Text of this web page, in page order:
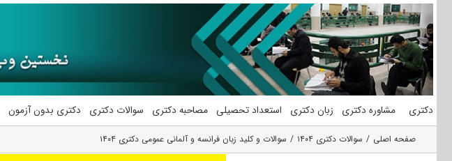
محتوا
دکتری مشاوره دکتری زبان دکتری استعداد تحصیلی مصاحبه دکتری سوالات دکتری دکتری بدون آزمون
صفحه اصلی سوالات دکتری ۱۴۰۴ سوالات و کلید زبان فرانسه و آلمانی عمومی دکتری ۱۴۰۴